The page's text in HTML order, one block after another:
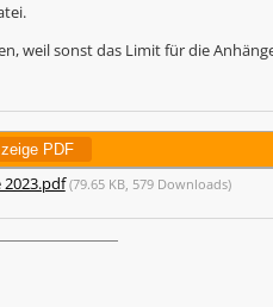
weil sonst das Limit für die
2023.pdf (79.65 KB, 579 Downloads)